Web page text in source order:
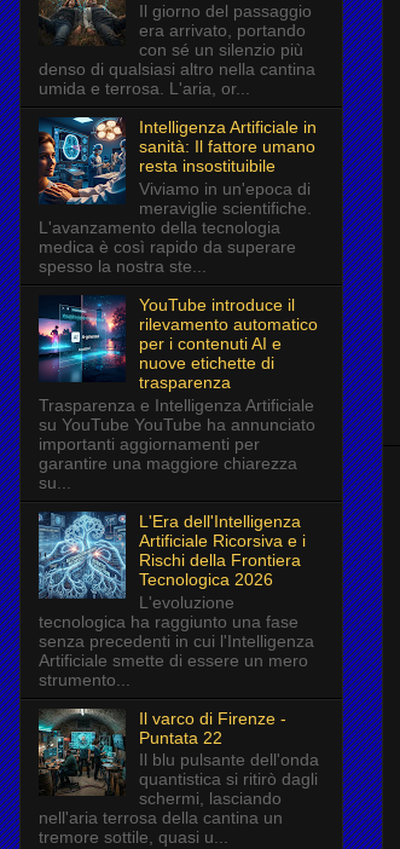
Il giorno del passaggio
era arrivato, portando
con sé un silenzio più
denso di qualsiasi altro nella cantina
umida e terrosa. L'aria, or...
Intelligenza Artificiale in
sanità: Il fattore umano
resta insostituibile
Viviamo in un'epoca di
meraviglie scientifiche.
L'avanzamento della tecnologia
medica è così rapido da superare
spesso la nostra ste...
YouTube introduce il
rilevamento automatico
per i contenuti AI e
nuove etichette di
trasparenza
Trasparenza e Intelligenza Artificiale
su YouTube YouTube ha annunciato
importanti aggiornamenti per
garantire una maggiore chiarezza
su...
L'Era dell'Intelligenza
Artificiale Ricorsiva e i
Rischi della Frontiera
Tecnologica 2026
L'evoluzione
tecnologica ha raggiunto una fase
senza precedenti in cui l'Intelligenza
Artificiale smette di essere un mero
strumento...
Il varco di Firenze -
Puntata 22
Il blu pulsante dell'onda
quantistica si ritirò dagli
schermi, lasciando
nell'aria terrosa della cantina un
tremore sottile, quasi u...